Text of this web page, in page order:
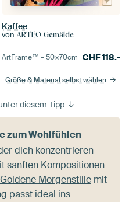
Kaffee
von ARTEO Gemälde
ArtFrame™ –50×70cm CHF118.-
Größe & Material selbst wählen
diesem Tipp
zum Wohlfühlen
dich konzentrieren
sanften Kompositionen
Goldene Morgenstille mit
passt ideal ins